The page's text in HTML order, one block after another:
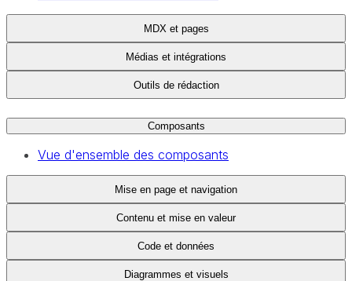
MDX et pages
Médias et intégrations
Outils de rédaction
Composants
Vue d'ensemble des composants
Mise en page et navigation
Contenu et mise en valeur
Code et données
Diagrammes et visuels